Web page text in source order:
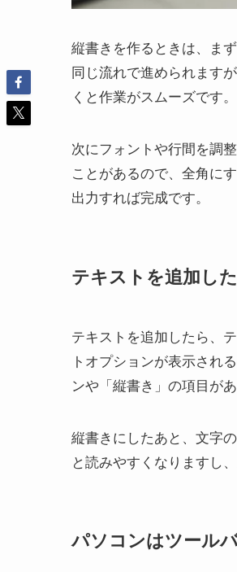
縦書きを作るときは、ま
同じ流れで進められます
くと作業がスムーズです。
次にフォントや行間を調
ことがあるので、全角に
出力すれば完成です。
テキストを追加し
テキストを追加したら、
トオプションが表示され
ンや「縦書き」の項目があ
縦書きにしたあと、文字
と読みやすくなりますし
パソコンはツール